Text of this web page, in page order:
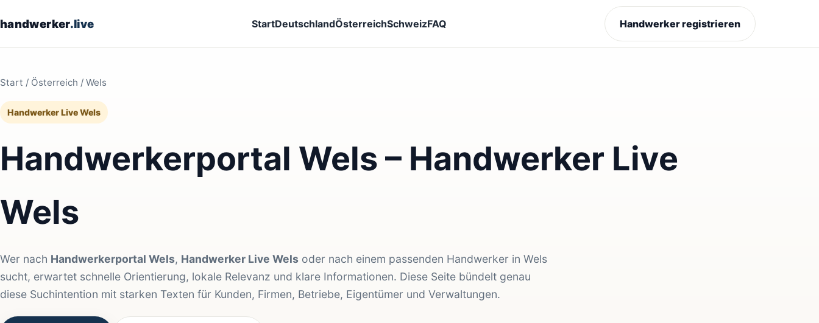
handwerker.live StartDeutschlandÖsterreichSchweizFAQ Handwerker registrieren
Start / Österreich / Wels
Handwerker Live Wels
Handwerkerportal Wels – Handwerker Live
Wels
Wer nach Handwerkerportal Wels, Handwerker Live Wels oder nach einem passenden Handwerker in Wels
sucht, erwartet schnelle Orientierung, lokale Relevanz und klare Informationen. Diese Seite bündelt genau
diese Suchintention mit starken Texten für Kunden, Firmen, Betriebe, Eigentümer und Verwaltungen.